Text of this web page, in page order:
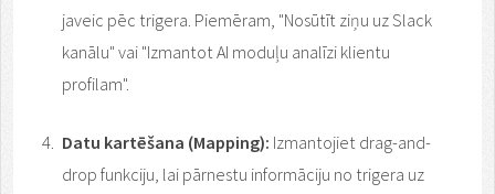
javeic pēc trigera. Piemēram, "Nosūtīt ziņu uz Slack
kanālu" vai "Izmantot AI moduļu analīzi klientu
profilam".
Datu kartēšana (Mapping): Izmantojiet drag-and-
drop funkciju, lai pārnestu informāciju no trigera uz